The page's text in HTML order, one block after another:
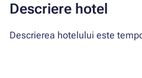
Descriere hotel
Descrierea hotelului este